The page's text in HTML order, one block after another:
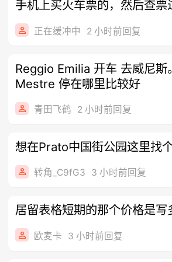
手机上买火车票的，然后查票
正在缓冲中 2 小时前回复
Reggio Emilia 开车 去威尼斯
Mestre 停在哪里比较好
青田飞鹤 2 小时前回复
想在Prato中国街公园这里找
转角_C9fG3 3 小时前回复
居留表格短期的那个价格是写
欧麦卡 3 小时前回复